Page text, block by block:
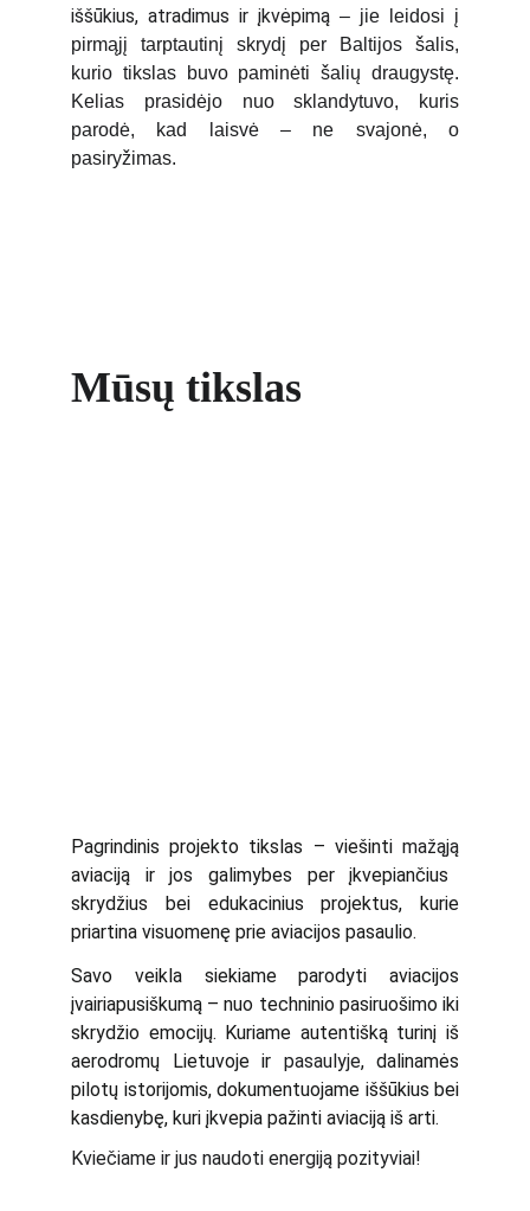
iššūkius, atradimus ir įkvėpimą – jie leidosi į
pirmąjį tarptautinį skrydį per Baltijos šalis,
kurio tikslas buvo paminėti šalių draugystę.
Kelias prasidėjo nuo sklandytuvo, kuris
parodė, kad laisvė – ne svajonė, o
pasiryžimas.
Pagrindinis projekto tikslas – viešinti mažąją
aviaciją ir jos galimybes per įkvepiančius
skrydžius bei edukacinius projektus, kurie
priartina visuomenę prie aviacijos pasaulio.
Savo veikla siekiame parodyti aviacijos
įvairiapusiškumą – nuo techninio pasiruošimo iki
skrydžio emocijų. Kuriame autentišką turinį iš
aerodromų Lietuvoje ir pasaulyje, dalinamės
pilotų istorijomis, dokumentuojame iššūkius bei
kasdienybę, kuri įkvepia pažinti aviaciją iš arti.
Kviečiame ir jus naudoti energiją pozityviai!
Mūsų tikslas